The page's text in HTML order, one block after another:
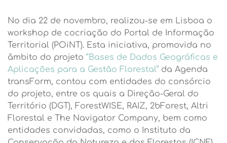
No dia 22 de novembro, realizou-se em Lisboa o
workshop de cocriação do Portal de Informação
Territorial (POiNT). Esta iniciativa, promovida no
âmbito do projeto “Bases de Dados Geográficas e
Aplicações para a Gestão Florestal” da Agenda
transForm, contou com entidades do consórcio
do projeto, entre os quais a Direção-Geral do
Território (DGT), ForestWISE, RAIZ, 2bForest, Altri
Florestal e The Navigator Company, bem como
entidades convidadas, como o Instituto da